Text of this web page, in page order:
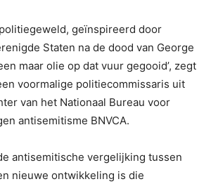
geïnspireerd door
Staten na de dood van George
maar olie op dat vuur gegooid’, zegt
voormalige politiecommissaris uit
van het Nationaal Bureau voor
antisemitisme BNVCA.
antisemitische vergelijking tussen
nieuwe ontwikkeling is die